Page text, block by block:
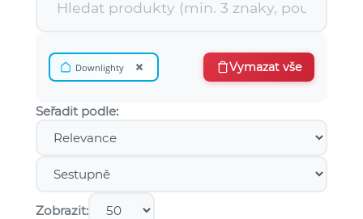
Downlighty × Vymazat vše
Seřadit podle:
Zobrazit: